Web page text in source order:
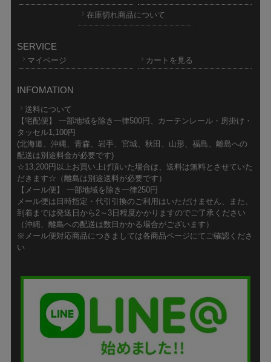
在庫切れ商品について
SERVICE
マイページ カートを見る
INFOMATION
送料について
【宅配便】 一部地域を除き一律500円、カーテンレール・房掛け・
タッセル1,100円
(北海道、沖縄、青森、岩手、宮城、秋田、山形、福島、離島への
配送は別途料金が必要です)
☆13,200円以上お買い上げ頂いた場合は、送料は無料とさせていた
だきます☆（離島は別途送料が必要です）
【メール便】 一部地域を除き一律250円
メール便は日時指定・代引引換のご利用はいただけません、また、
到着までは発送日から2～3日程度かかりますのでご了承ください
（沖縄、離島への配送は数日かかる場合がございます）
※メール便対応商品につきましては各商品ページにてご確認くださ
い